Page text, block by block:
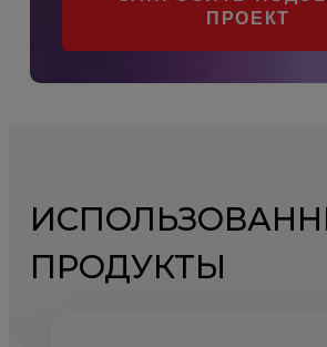
ПРОЕКТ
ПРОДУКТЫ